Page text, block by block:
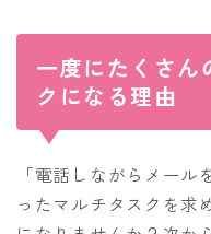
一度にたくさん
クになる理由
「電話しながらメー
ったマルチタスクを求